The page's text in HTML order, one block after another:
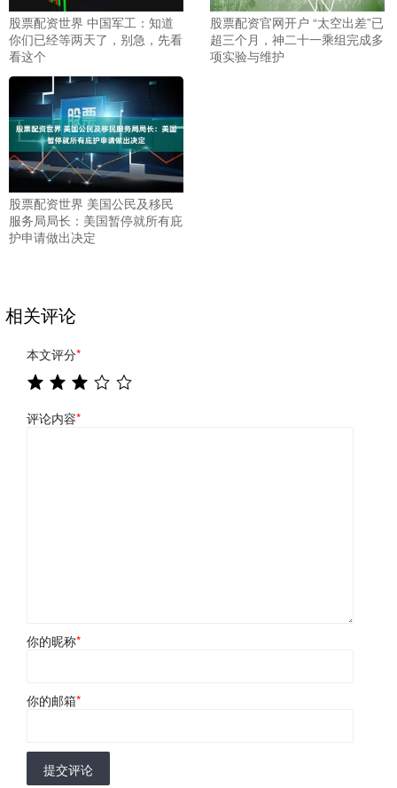
股票配资世界 中国军工：知道
你们已经等两天了，别急，先看
看这个
股票配资官网开户 “太空出差”已
超三个月，神二十一乘组完成多
项实验与维护
股票配资世界 美国公民及移民
服务局局长：美国暂停就所有庇
护申请做出决定
相关评论
本文评分*
评论内容*
你的昵称*
你的邮箱*
提交评论